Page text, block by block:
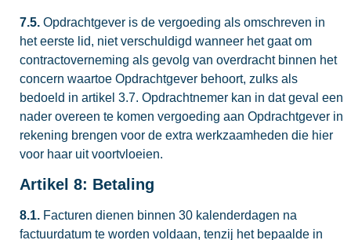
7.5. Opdrachtgever is de vergoeding als omschreven in
het eerste lid, niet verschuldigd wanneer het gaat om
contractoverneming als gevolg van overdracht binnen het
concern waartoe Opdrachtgever behoort, zulks als
bedoeld in artikel 3.7. Opdrachtnemer kan in dat geval een
nader overeen te komen vergoeding aan Opdrachtgever in
rekening brengen voor de extra werkzaamheden die hier
voor haar uit voortvloeien.
Artikel 8: Betaling
8.1. Facturen dienen binnen 30 kalenderdagen na
factuurdatum te worden voldaan, tenzij het bepaalde in